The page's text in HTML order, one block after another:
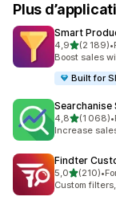
Plus
Smart
4,9étoile(s)
(2 189)
2189 avis au•
Boost sales
Built for
Searchanise
4,8étoile(s)
(1 068)
1068 avis au•
Increase
Findter
5,0étoile(s)
(210)
210 avis au•
Custom